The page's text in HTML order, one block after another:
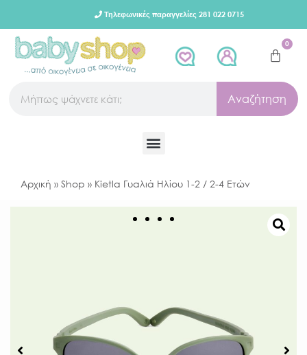
Τηλεφωνικές παραγγελίες 281 022 0715
0
Αναζήτηση
Αρχική » Shop » Kietla Γυαλιά Ηλίου 1-2 / 2-4 Ετών